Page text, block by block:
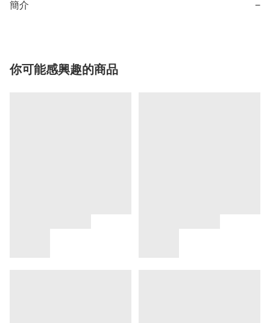
簡介 −
你可能感興趣的商品